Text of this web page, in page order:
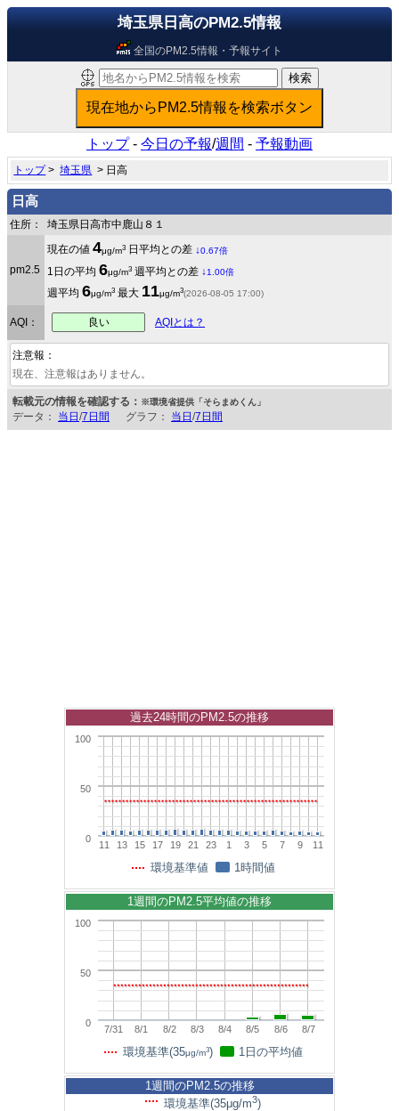
埼玉県日高のPM2.5情報
全国のPM2.5情報・予報サイト
トップ- 今日の予報/週間 - 予報動画
トップ>埼玉県 > 日高
日高
住所： 埼玉県日高市中鹿山８１
pm2.5
現在の値 4μg/m3 日平均との差 ↓0.67倍
1日の平均 6μg/m3 週平均との差 ↓1.00倍
週平均 6μg/m3 最大 11μg/m3(2026-08-05 17:00)
AQI： 良い AQIとは？
注意報：
現在、注意報はありません。
転載元の情報を確認する： ※環境省提供「そらまめくん」
データ： 当日 /7日間 グラフ： 当日 /7日間
11 13 15 17 19 21 23 1 3 5 7 9 11
0
50
100
過去24時間のPM2.5の推移
環境基準値 1時間値
7/31 8/1 8/2 8/3 8/4 8/5 8/6 8/7
0
50
100
1週間のPM2.5平均値の推移
環境基準(35μg/m3) 1日の平均値
1週間のPM2.5の推移
環境基準(35μg/m3)